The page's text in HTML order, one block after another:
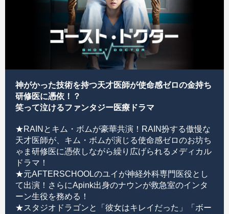
神がかった技術を持つ天才医師が使命感ゼロの金持ち
研修医に憑依！？
笑って泣けるファンタジー医療ドラマ
★RAINとキム・ボムが豪華共演！RAIN扮する傲慢な
天才医師が、キム・ボムが演じる使命感ゼロのお坊ち
ゃま研修医に憑依しながら繰り広げられるメディカル
ドラマ！
★元AFTERSCHOOLのユイが神経外科専門医役とし
て出演！さらにApink出身のナウンが救急室のインタ
ーン生役を務める！
★スタジオドラゴンと「彼女はキレイだった」「ボー